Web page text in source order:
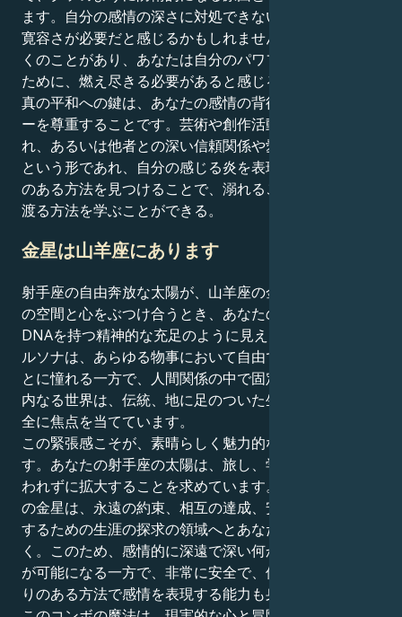
ます。自分の感情の深さに対処できないので、感情的な
寛容さが必要だと感じるかもしれません。世の中には多
くのことがあり、あなたは自分のパワフルな内面を守る
ために、燃え尽きる必要があると感じるかもしれない。
真の平和への鍵は、あなたの感情の背後にあるエネルギ
ーを尊重することです。芸術や創作活動を通じてであ
れ、あるいは他者との深い信頼関係や愛に関連した提携
という形であれ、自分の感じる炎を表現する安全で栄養
のある方法を見つけることで、溺れることなく深い海を
渡る方法を学ぶことができる。
金星は山羊座にあります
射手座の自由奔放な太陽が、山羊座の金星の規律と野心
の空間と心をぶつけ合うとき、あなたの愛は、現実的な
DNAを持つ精神的な充足のように見える。あなたのペ
ルソナは、あらゆる物事において自由で真実を求めるこ
とに憧れる一方で、人間関係の中で固定されたあなたの
内なる世界は、伝統、地に足のついた生活、物理的な安
全に焦点を当てています。
この緊張感こそが、素晴らしく魅力的な引力を生むので
す。あなたの射手座の太陽は、旅し、学び、恐れにとら
われずに拡大することを求めています。しかし、山羊座
の金星は、永遠の約束、相互の達成、安全な人生を構築
するための生涯の探求の領域へとあなたを引っ張ってい
く。このため、感情的に深遠で深い何かを経験すること
が可能になる一方で、非常に安全で、保護的で、思いや
りのある方法で感情を表現する能力も身につく。